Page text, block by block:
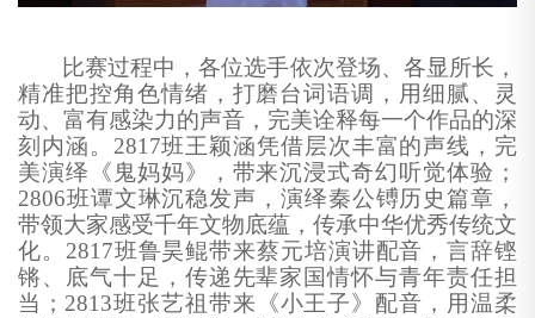
比赛过程中，各位选手依次登场、各显所长，
精准把控角色情绪，打磨台词语调，用细腻、灵
动、富有感染力的声音，完美诠释每一个作品的深
刻内涵。 2817班王颖涵凭借层次丰富的声线，完
美演绎《鬼妈妈》，带来沉浸式奇幻听觉体验；
2806班谭文琳沉稳发声，演绎秦公镈历史篇章，
带领大家感受千年文物底蕴，传承中华优秀传统文
化。 2817班鲁昊鲲带来蔡元培演讲配音，言辞铿
锵、底气十足，传递先辈家国情怀与青年责任担
当； 2813班张艺祖带来《小王子》配音，用温柔